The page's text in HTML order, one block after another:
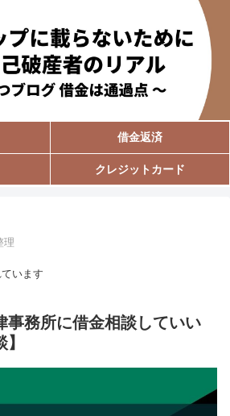
借金返済
クレジットカード
理
います
事務所に借金相談していい